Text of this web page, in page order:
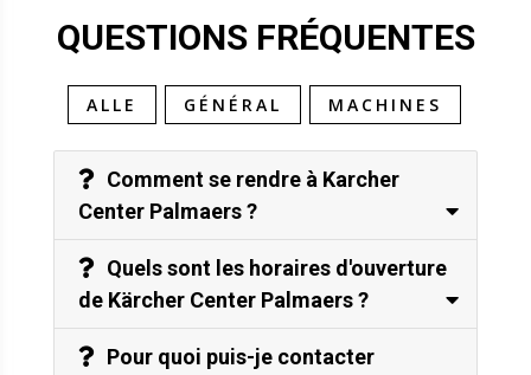
QUESTIONS FRÉQUENTES
ALLE GÉNÉRAL MACHINES
Comment se rendre à Karcher
Center Palmaers ?
Quels sont les horaires d'ouverture
de Kärcher Center Palmaers ?
Pour quoi puis-je contacter